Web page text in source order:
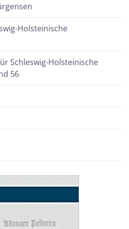
Holsteinische
Schleswig-Holsteinische
56